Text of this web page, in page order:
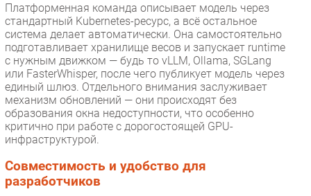
Платформенная команда описывает модель через
стандартный Kubernetes-ресурс, а всё остальное
система делает автоматически. Она самостоятельно
подготавливает хранилище весов и запускает runtime
с нужным движком — будь то vLLM, Ollama, SGLang
или FasterWhisper, после чего публикует модель через
единый шлюз. Отдельного внимания заслуживает
механизм обновлений — они происходят без
образования окна недоступности, что особенно
критично при работе с дорогостоящей GPU-
инфраструктурой.
Совместимость и удобство для
разработчиков